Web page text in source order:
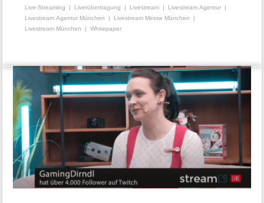
Live-Streaming Liverübertragung Livestream
Livestream Agentur
Livestream Agentur München
Livestream Messe München
Livestream München
Whitepaper